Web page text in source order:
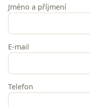
Jméno a příjmení
E-mail
Telefon